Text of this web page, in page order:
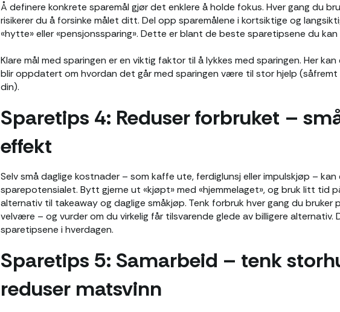
Å definere konkrete sparemål gjør det enklere å holde fokus. Hver gang du
risikerer du å forsinke målet ditt. Del opp sparemålene i kortsiktige og
«hytte» eller «pensjonssparing». Dette er blant de beste sparetipsene du
Klare mål med sparingen er en viktig faktor til å lykkes med sparingen. Her
blir oppdatert om hvordan det går med sparingen være til stor hjelp
din).
Sparetips 4: Reduser forbruket –
effekt
Selv små daglige kostnader – som kaffe ute, ferdiglunsj eller impulskjøp –
sparepotensialet. Bytt gjerne ut «kjøpt» med «hjemmelaget», og bruk litt tid
alternativ til takeaway og daglige småkjøp. Tenk forbruk hver gang du
velvære – og vurder om du virkelig får tilsvarende glede av billigere
sparetipsene i hverdagen.
Sparetips 5: Samarbeid – tenk
reduser matsvinn